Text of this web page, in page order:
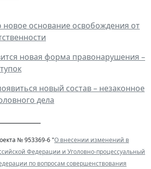
основание освобождения от
новая форма правонарушения –
новый состав – незаконное
дела
№ 953369-6 "О внесении изменений в
Федерации и Уголовно-процессуальный
по вопросам совершенствования